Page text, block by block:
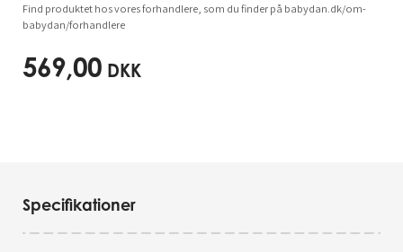
Find produktet hos vores forhandlere, som du finder på babydan.dk/om-
babydan/forhandlere
569,00 DKK
Specifikationer